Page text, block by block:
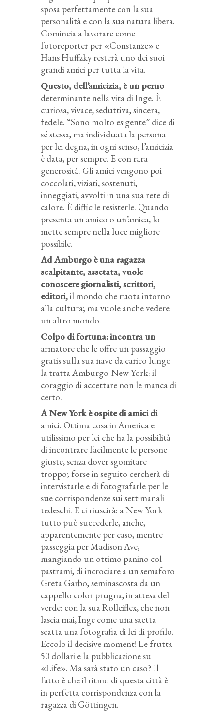
sposa perfettamente con la sua
personalità e con la sua natura libera.
Comincia a lavorare come
fotoreporter per «Constanze» e
Hans Huffzky resterà uno dei suoi
grandi amici per tutta la vita.
Questo, dell’amicizia, è un perno
determinante nella vita di Inge. È
curiosa, vivace, seduttiva, sincera,
fedele. “Sono molto esigente” dice di
sé stessa, ma individuata la persona
per lei degna, in ogni senso, l’amicizia
è data, per sempre. E con rara
generosità. Gli amici vengono poi
coccolati, viziati, sostenuti,
inneggiati, avvolti in una sua rete di
calore. È difficile resisterle. Quando
presenta un amico o un’amica, lo
mette sempre nella luce migliore
possibile.
Ad Amburgo è una ragazza
scalpitante, assetata, vuole
conoscere giornalisti, scrittori,
editori,il mondo che ruota intorno
alla cultura; ma vuole anche vedere
un altro mondo.
Colpo di fortuna: incontra un
armatore che le offre un passaggio
gratis sulla sua nave da carico lungo
la tratta Amburgo-New York: il
coraggio di accettare non le manca di
certo.
A New York è ospite di amici di
amici. Ottima cosa in America e
utilissimo per lei che ha la possibilità
di incontrare facilmente le persone
giuste, senza dover sgomitare
troppo; forse in seguito cercherà di
intervistarle e di fotografarle per le
sue corrispondenze sui settimanali
tedeschi. E ci riuscirà: a New York
tutto può succederle, anche,
apparentemente per caso, mentre
passeggia per Madison Ave,
mangiando un ottimo panino col
pastrami, di incrociare a un semaforo
Greta Garbo, seminascosta da un
cappello color prugna, in attesa del
verde: con la sua Rolleiflex, che non
lascia mai, Inge come una saetta
scatta una fotografia di lei di profilo.
Eccolo il decisive moment! Le frutta
50 dollari e la pubblicazione su
«Life». Ma sarà stato un caso? Il
fatto è che il ritmo di questa città è
in perfetta corrispondenza con la
ragazza di Göttingen.